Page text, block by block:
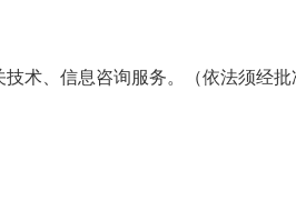
术、信息咨询服务。（依法须经